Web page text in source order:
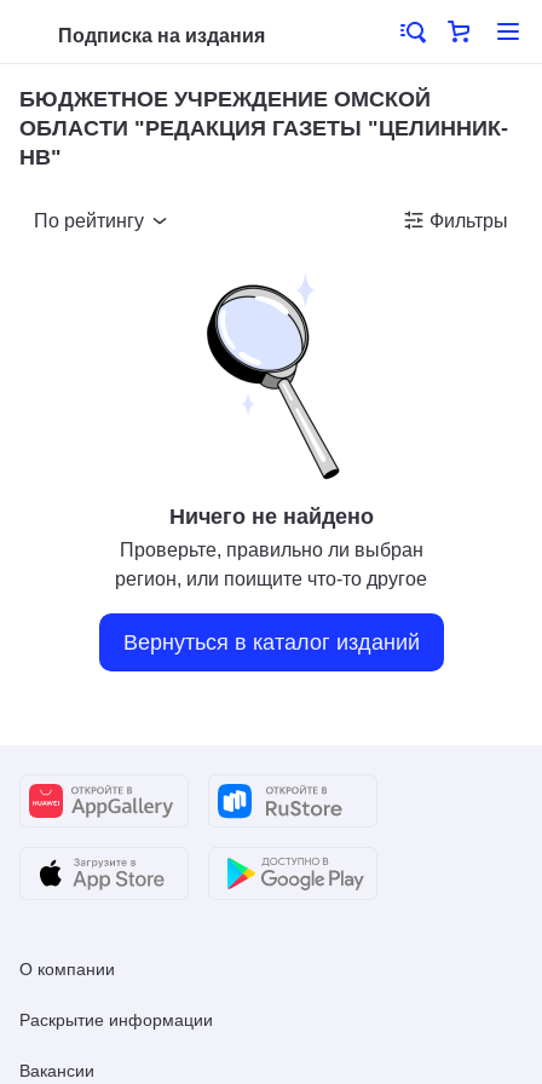
Подписка на издания
БЮДЖЕТНОЕ УЧРЕЖДЕНИЕ ОМСКОЙ
ОБЛАСТИ "РЕДАКЦИЯ ГАЗЕТЫ "ЦЕЛИННИК-
НВ"
По рейтингу Фильтры
Ничего не найдено
Проверьте, правильно ли выбран
регион, или поищите что-то другое
Вернуться в каталог изданий
О компании
Раскрытие информации
Вакансии